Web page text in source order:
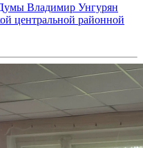
Владимир Унгурян
центральной районной